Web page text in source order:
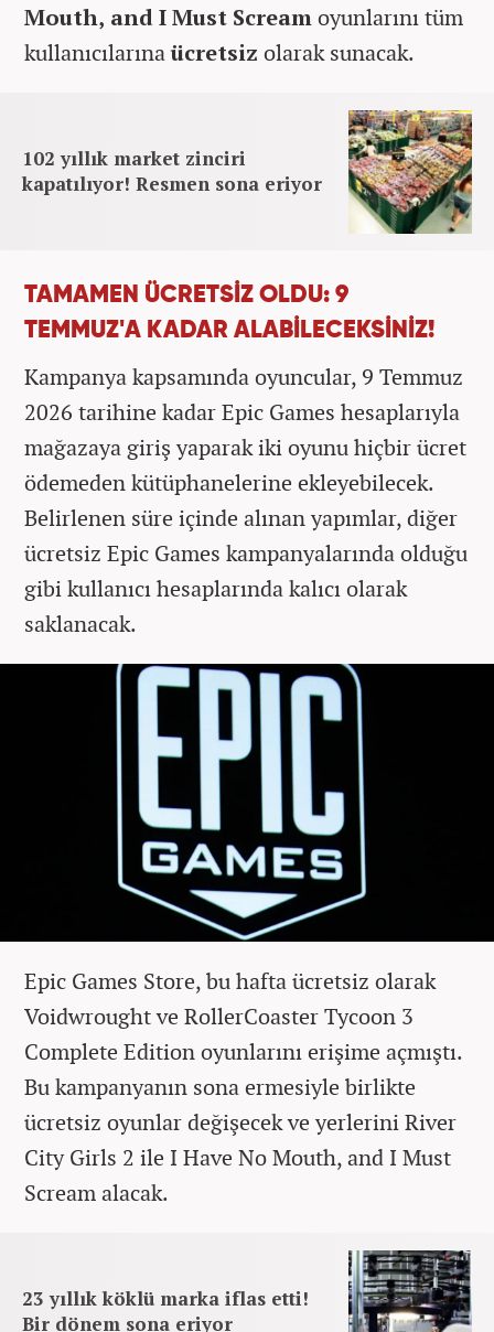
Mouth, and I Must Screamoyunlarını tüm
kullanıcılarınaücretsiz olarak sunacak.
102 yıllık market zinciri
kapatılıyor! Resmen sona eriyor
TAMAMEN ÜCRETSİZ OLDU: 9
TEMMUZ'A KADAR ALABİLECEKSİNİZ!
Kampanya kapsamında oyuncular, 9 Temmuz
2026 tarihine kadar Epic Games hesaplarıyla
mağazaya giriş yaparak iki oyunu hiçbir ücret
ödemeden kütüphanelerine ekleyebilecek.
Belirlenen süre içinde alınan yapımlar, diğer
ücretsiz Epic Games kampanyalarında olduğu
gibi kullanıcı hesaplarında kalıcı olarak
saklanacak.
Epic Games Store, bu hafta ücretsiz olarak
Voidwrought ve RollerCoaster Tycoon 3
Complete Edition oyunlarını erişime açmıştı.
Bu kampanyanın sona ermesiyle birlikte
ücretsiz oyunlar değişecek ve yerlerini River
City Girls 2 ile I Have No Mouth, and I Must
Scream alacak.
23 yıllık köklü marka iflas etti!
Bir dönem sona eriyor